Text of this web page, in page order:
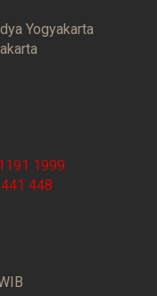
Yogyakarta
1999
448